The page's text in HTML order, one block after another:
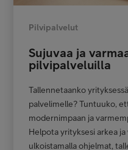
Pilvipalvelut
Sujuvaa ja
pilvipalveluilla
Tallennetaanko
palvelimelle? Tuntuuko,
modernimpaan ja
Helpota yrityksesi arkea
ulkoistamalla ohjelmat,